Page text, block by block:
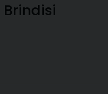
Brindisi